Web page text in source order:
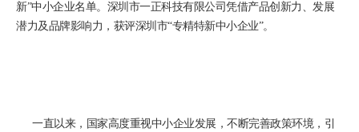
新”中小企业名单。深圳市一正科技有限公司凭借产品创新力、发展
潜力及品牌影响力，获评深圳市“专精特新中小企业”。
一直以来，国家高度重视中小企业发展，不断完善政策环境，引